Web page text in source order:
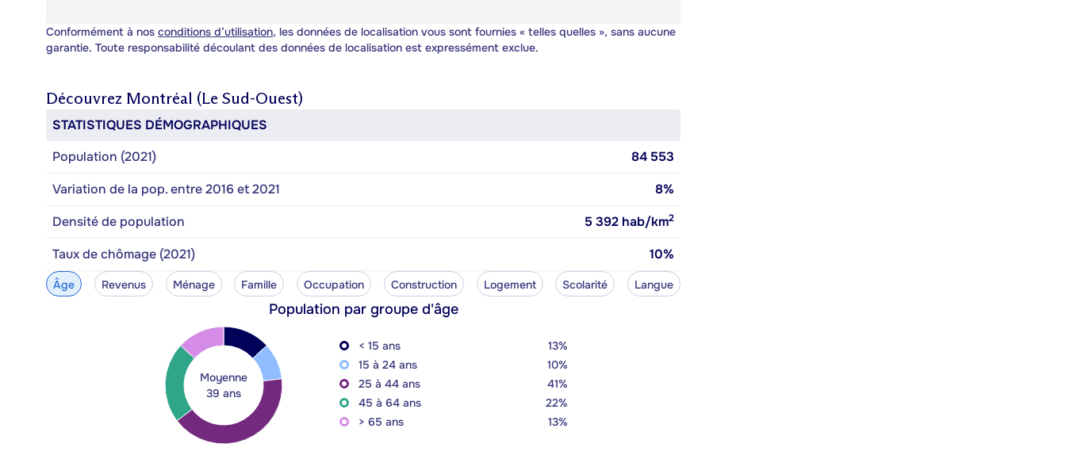
Conformément à nos conditions d’utilisation, les données de localisation vous sont fournies « telles quelles », sans aucune
garantie. Toute responsabilité découlant des données de localisation est expressément exclue.
Découvrez Montréal (Le Sud-Ouest)
STATISTIQUES DÉMOGRAPHIQUES
Population (2021)
84 553
Variation de la pop. entre 2016 et 2021
8%
Densité de population
5 392 hab/km2
Taux de chômage (2021) 10%
Âge Revenus Ménage Famille Occupation Construction Logement Scolarité Langue
Population par groupe d'âge
Moyenne
39 ans
< 15 ans
13%
15 à 24 ans
10%
25 à 44 ans
41%
45 à 64 ans
22%
> 65 ans
13%